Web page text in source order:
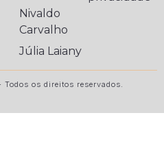
Nivaldo
Carvalho
Júlia Laiany
os direitos reservados.